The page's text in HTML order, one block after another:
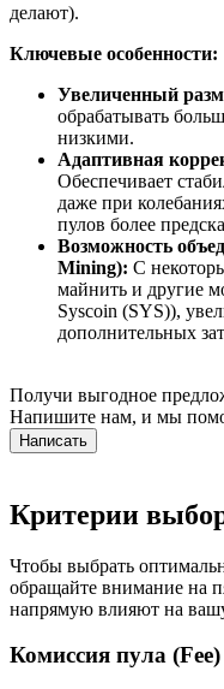
делают).
Ключевые особенности:
Увеличенный
обрабатывать
низкими.
Адаптивная
Обеспечивает
даже при
пулов более
Возможность
Mining): С
майнить и другие
Syscoin (SYS)),
дополнительных
Получи выгодное
Напишите нам, и мы
Написать
Критерии
Чтобы выбрать
обращайте внимание на
напрямую влияют на
Комиссия пула (Fee)